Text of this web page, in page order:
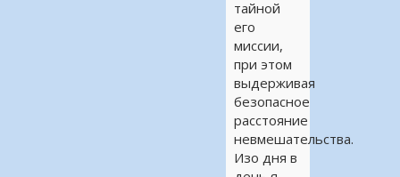
тайной
его
миссии,
при этом
выдерживая
безопасное
расстояние
невмешательства.
Изо дня в